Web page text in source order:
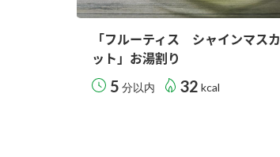
「フルーティス シャインマスカ
ット」お湯割り
5 分以内 32 kcal